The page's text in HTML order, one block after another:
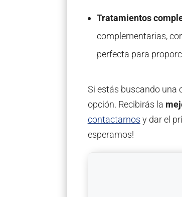
Tratamientos
complementarias,
perfecta para
Si estás buscando una
opción. Recibirás la
contactarnos y dar el
esperamos!